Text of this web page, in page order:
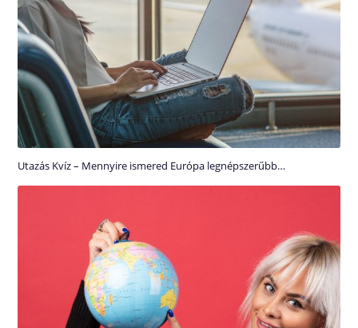
Utazás Kvíz – Mennyire ismered Európa legnépszerűbb…